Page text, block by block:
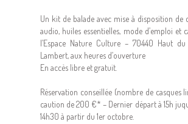
Un kit de balade avec mise à disposition de
audio, huiles essentielles, mode d’emploi et
l’Espace Nature Culture – 70440 Haut
Lambert, aux heures d’ouverture
En accès libre et gratuit.
Réservation conseillée (nombre de casques
caution de 200 €* – Dernier départ à 15h
14h30 à partir du 1er octobre.